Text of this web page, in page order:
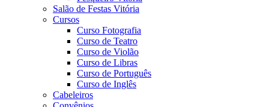
Salão de Festas Vitória
Cursos
Curso Fotografia
Curso de Teatro
Curso de Violão
Curso de Libras
Curso de Português
Curso de Inglês
Cabeleiros